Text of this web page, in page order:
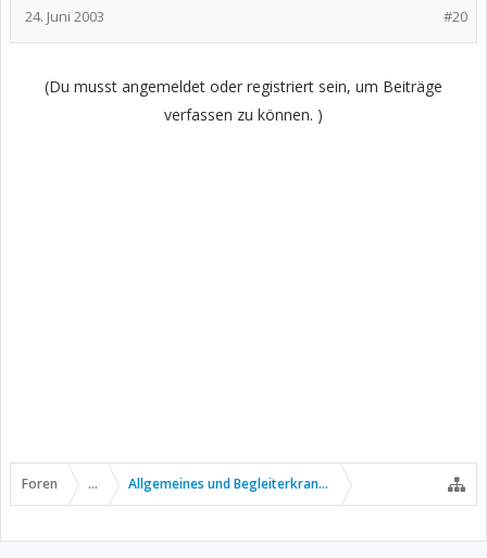
#20
24. Juni 2003
(Du musst angemeldet oder registriert sein, um Beiträge
verfassen zu können. )
Foren ... Allgemeines und Begleiterkrankungen